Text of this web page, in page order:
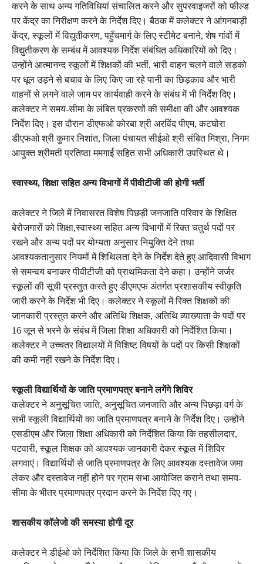
करने के साथ अन्य गतिविधियां संचालित करने और सुपरवाइजरों को फील्ड
पर केंद्र का निरीक्षण करने के निर्देश दिए। बैठक में कलेक्टर ने आंगनबाड़ी
केंद्र, स्कूलों में विद्युतीकरण, पहुँचमार्ग के लिए स्टीमेट बनाने, शेष गांवों में
विद्युतीकरण के सम्बंध में आवश्यक निर्देश संबंधित अधिकारियों को दिए।
उन्होंने आत्मानन्द स्कूलों में शिक्षकों की भर्ती, भारी वाहन चलने वाले सड़को
पर धूल उड़ने से बचाव के लिए किए जा रहे पानी का छिड़काव और भारी
वाहनों से लगने वाले जाम पर कार्यवाही करने के संबंध में भी निर्देश दिए।
कलेक्टर ने समय-सीमा के लंबित प्रकरणों की समीक्षा की और आवश्यक
निर्देश दिए। इस दौरान डीएफओ कोरबा श्री अरविंद पीएम, कटघोरा
डीएफओ श्री कुमार निशांत, जिला पंचायत सीईओ श्री संबित मिश्रा, निगम
आयुक्त श्रीमती प्रतिष्ठा ममगाई सहित सभी अधिकारी उपस्थित थे।
स्वास्थ्य, शिक्षा सहित अन्य विभागों में पीवीटीजी की होगी भर्ती
कलेक्टर ने जिले में निवासरत विशेष पिछड़ी जनजाति परिवार के शिक्षित
बेरोजगारों को शिक्षा,स्वास्थ्य सहित अन्य विभागों में रिक्त चतुर्थ पदों पर
रखने और अन्य पदों पर योग्यता अनुसार नियुक्ति देने तथा
आवश्यकतानुसार नियमों में शिथिलता देने के निर्देश देते हुए आदिवासी विभाग
से समन्वय बनाकर पीवीटीजी को प्राथमिकता देने कहा। उन्होंने जर्जर
स्कूलों की सूची प्रस्तुत करते हुए डीएमएफ अंतर्गत प्रशासकीय स्वीकृति
जारी करने के निर्देश भी दिए। कलेक्टर ने स्कूलों में रिक्त शिक्षकों की
जानकारी प्रस्तुत करने और अतिथि शिक्षक, अतिथि व्याख्याता के पदों पर
16 जून से भरने के संबंध में जिला शिक्षा अधिकारी को निर्देशित किया।
कलेक्टर ने उच्चतर विद्यालयों में विशिष्ट विषयों के पदों पर किसी शिक्षकों
की कमी नहीं रखने के निर्देश दिए।
स्कूली विद्यार्थियों के जाति प्रमाणपत्र बनाने लगेंगे शिविर
कलेक्टर ने अनुसूचित जाति, अनुसूचित जनजाति और अन्य पिछड़ा वर्ग के
सभी स्कूली विद्यार्थियों का जाति प्रमाणपत्र बनाने के निर्देश दिए। उन्होंने
एसडीएम और जिला शिक्षा अधिकारी को निर्देशित किया कि तहसीलदार,
पटवारी, स्कूल शिक्षक को आवश्यक जानकारी देकर स्कूल में शिविर
लगवाएं। विद्यार्थियों से जाति प्रमाणपत्र के लिए आवश्यक दस्तावेज जमा
लेकर और दस्तावेज नहीं होने पर ग्राम सभा आयोजित कराने तथा समय-
सीमा के भीतर प्रमाणपत्र प्रदान करने के निर्देश दिए गए।
शासकीय कॉलेजो की समस्या होगी दूर
कलेक्टर ने डीईओ को निर्देशित किया कि जिले के सभी शासकीय